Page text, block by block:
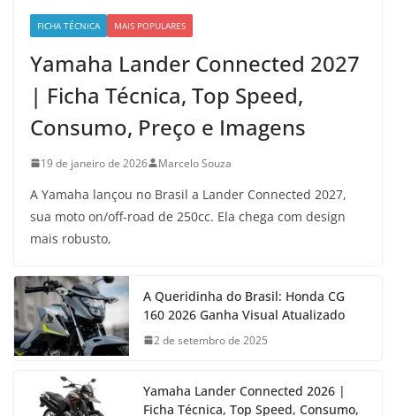
FICHA TÉCNICA MAIS POPULARES
Yamaha Lander Connected 2027
| Ficha Técnica, Top Speed,
Consumo, Preço e Imagens
19 de janeiro de 2026 Marcelo Souza
A Yamaha lançou no Brasil a Lander Connected 2027,
sua moto on/off-road de 250cc. Ela chega com design
mais robusto,
A Queridinha do Brasil: Honda CG
160 2026 Ganha Visual Atualizado
2 de setembro de 2025
Yamaha Lander Connected 2026 |
Ficha Técnica, Top Speed, Consumo,